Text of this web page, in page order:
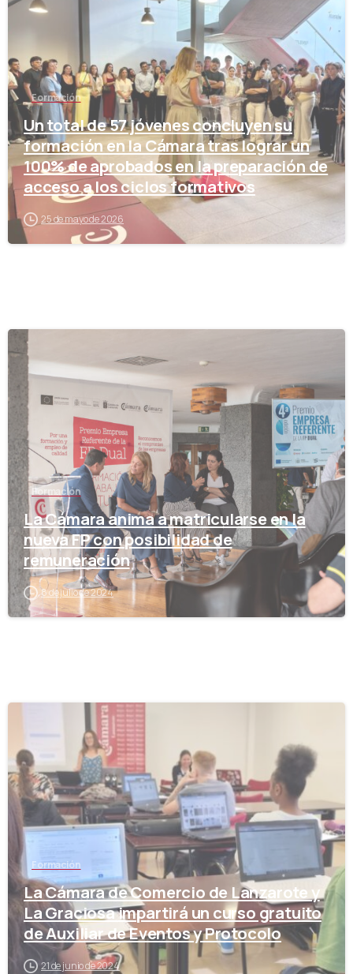
Formación
Un total de 57 jóvenes concluyen su
formación en la Cámara tras lograr un
100% de aprobados en la preparación de
acceso a los ciclos formativos
25 de mayo de 2026
Formación
La Cámara anima a matricularse en la
nueva FP con posibilidad de
remuneración
8 de julio de 2024
Formación
La Cámara de Comercio de Lanzarote y
La Graciosa impartirá un curso gratuito
de Auxiliar de Eventos y Protocolo
21 de junio de 2024